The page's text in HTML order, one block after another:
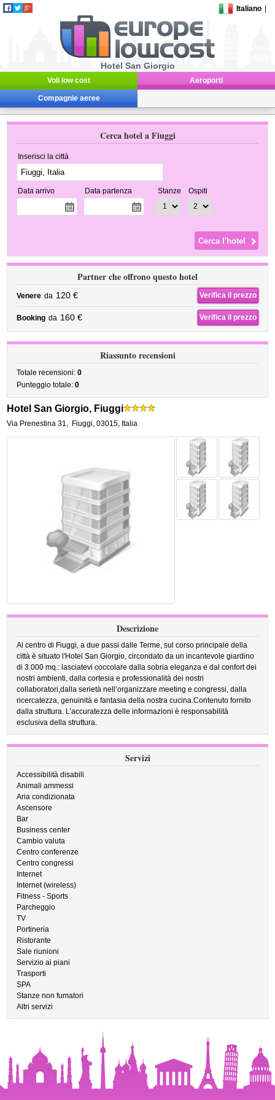
Italiano
Hotel San Giorgio
Voli low cost Aeroporti
Compagnie aeree
Cerca hotel a Fiuggi
Inserisci la città
Data arrivo Data partenza Stanze Ospiti
Partner che offrono questo hotel
Venere da 120 € Verifica il prezzo
Booking da 160 € Verifica il prezzo
Riassunto recensioni
Totale recensioni:0
Punteggio totale:0
Hotel San Giorgio, Fiuggi
Via Prenestina 31, Fiuggi,03015, Italia
Descrizione
Al centro di Fiuggi, a due passi dalle Terme, sul corso principale della
città è situato l'Hotel San Giorgio, circondato da un incantevole giardino
di 3.000 mq.: lasciatevi coccolare dalla sobria eleganza e dal confort dei
nostri ambienti, dalla cortesia e professionalità dei nostri
collaboratori,dalla serietà nell’organizzare meeting e congressi, dalla
ricercatezza, genuinità e fantasia della nostra cucina.Contenuto fornito
dalla struttura. L’accuratezza delle informazioni è responsabilità
esclusiva della struttura.
Servizi
Accessibilità disabili
Animali ammessi
Aria condizionata
Ascensore
Bar
Business center
Cambio valuta
Centro conferenze
Centro congressi
Internet
Internet (wireless)
Fitness - Sports
Parcheggio
TV
Portineria
Ristorante
Sale riunioni
Servizio ai piani
Trasporti
SPA
Stanze non fumatori
Altri servizi